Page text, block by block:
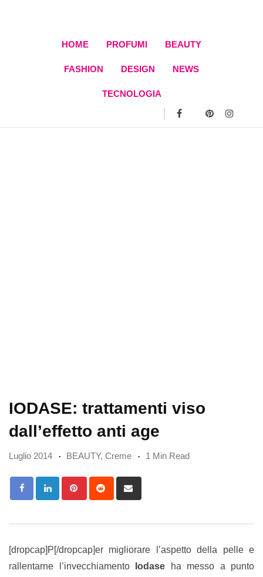
HOME PROFUMI BEAUTY
FASHION DESIGN NEWS
TECNOLOGIA
IODASE: trattamenti viso
dall’effetto anti age
Luglio 2014 BEAUTY, Creme 1 Min Read
PinterestReddit
via
[dropcap]P[/dropcap]er migliorare
l’aspetto della pelle e
rallentarne l’invecchiamento
Iodase ha messo a punto